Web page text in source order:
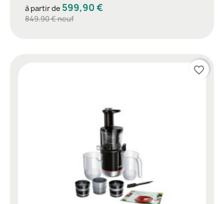
à partir de 599,90 €
849.90 € neuf
favorite_border